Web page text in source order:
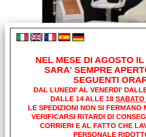
ENCOFRADOS
SILLONES
NEL MESE DI AGOSTO
SARA' SEMPRE
SEGUENTI
DAL LUNEDI' AL VENERDI'
DALLE 14 ALLE 18 SABATO
LE SPEDIZIONI NON SI FERMANO
VERIFICARSI RITARDI DI
CORRIERI E AL FATTO CHE
PERSONALE